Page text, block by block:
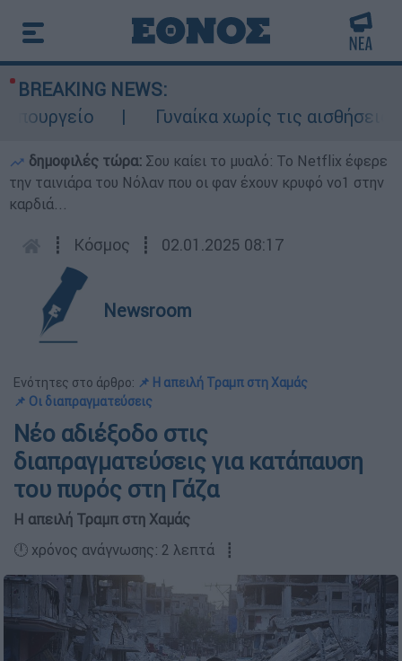
BREAKING NEWS:
Γυναίκα χωρίς τις αισθήσεις
δημοφιλές τώρα: Σου καίει το μυαλό: Το Netflix έφερε
την ταινιάρα του Νόλαν που οι φαν έχουν κρυφό νο1 στην
καρδιά...
┋ Κόσμος ┋ 02.01.2025 08:17
Newsroom
Ενότητες στο άρθρο: 📌 Η απειλή Τραμπ στη Χαμάς
📌 Οι διαπραγματεύσεις
Νέο αδιέξοδο στις
διαπραγματεύσεις για κατάπαυση
του πυρός στη Γάζα
Η απειλή Τραμπ στη Χαμάς
🕛 χρόνος ανάγνωσης: 2 λεπτά ┋